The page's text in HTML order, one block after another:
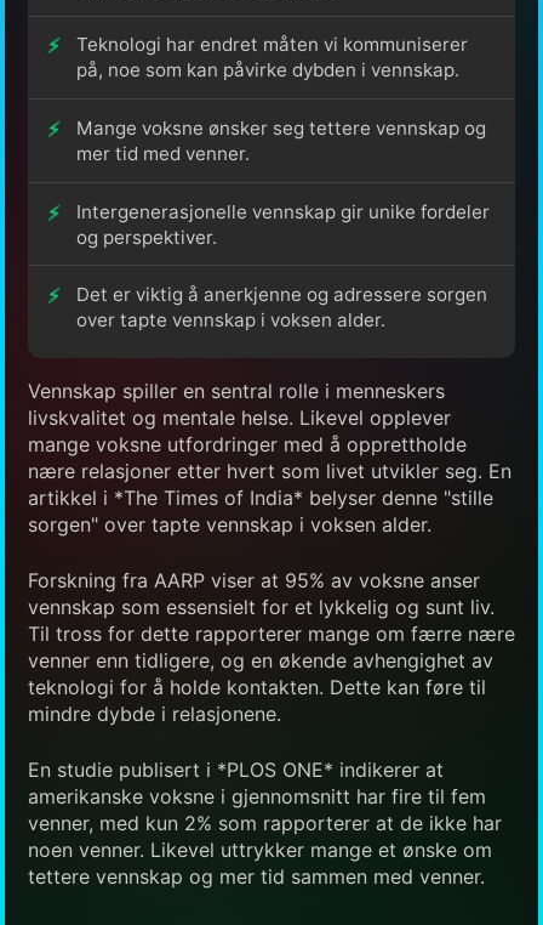
Teknologi har endret måten vi kommuniserer
på, noe som kan påvirke dybden i vennskap.
Mange voksne ønsker seg tettere vennskap og
mer tid med venner.
Intergenerasjonelle vennskap gir unike fordeler
og perspektiver.
Det er viktig å anerkjenne og adressere sorgen
over tapte vennskap i voksen alder.
Vennskap spiller en sentral rolle i menneskers
livskvalitet og mentale helse. Likevel opplever
mange voksne utfordringer med å opprettholde
nære relasjoner etter hvert som livet utvikler seg. En
artikkel i *The Times of India* belyser denne "stille
sorgen" over tapte vennskap i voksen alder.
Forskning fra AARP viser at 95% av voksne anser
vennskap som essensielt for et lykkelig og sunt liv.
Til tross for dette rapporterer mange om færre nære
venner enn tidligere, og en økende avhengighet av
teknologi for å holde kontakten. Dette kan føre til
mindre dybde i relasjonene.
En studie publisert i *PLOS ONE* indikerer at
amerikanske voksne i gjennomsnitt har fire til fem
venner, med kun 2% som rapporterer at de ikke har
noen venner. Likevel uttrykker mange et ønske om
tettere vennskap og mer tid sammen med venner.